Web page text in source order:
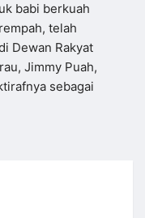
babi berkuah
telah
Dewan Rakyat
Jimmy Puah,
sebagai